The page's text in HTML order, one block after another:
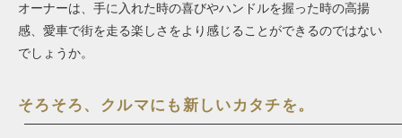
オーナーは、手に入れた時の喜びやハンドルを握った時の高揚
感、愛車で街を走る楽しさをより感じることができるのではない
でしょうか。
そろそろ、クルマにも新しいカタチを。